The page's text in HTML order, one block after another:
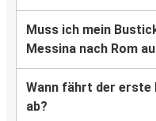
Muss ich mein
Messina nach Rom
Wann fährt der erste
ab?